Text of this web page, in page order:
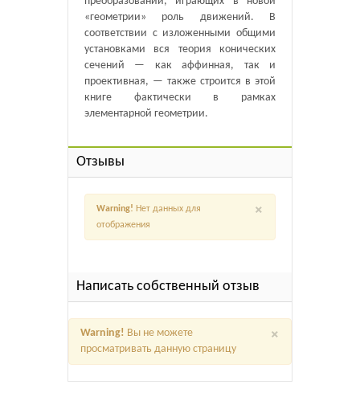
«геометрии» роль движений. В
соответствии с изложенными общими
установками вся теория конических
сечений — как аффинная, так и
проективная, — также строится в этой
книге фактически в рамках
элементарной геометрии.
Отзывы
×
Warning! Нет данных для
отображения
Написать собственный отзыв
×
Warning! Вы не можете
просматривать данную страницу